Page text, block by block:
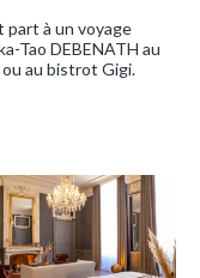
à un voyage
Tao DEBENATH au
au bistrot Gigi.